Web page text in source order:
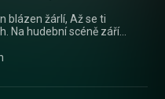
blázen žárlí, Až se ti
Na hudební scéně září
zážitek, protože v dnešní